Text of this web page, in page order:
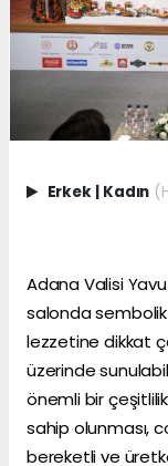
Erkek | Kadın
Adana Valisi
salonda
lezzetine dikkat
üzerinde
önemli bir
sahip olunması,
bereketli ve